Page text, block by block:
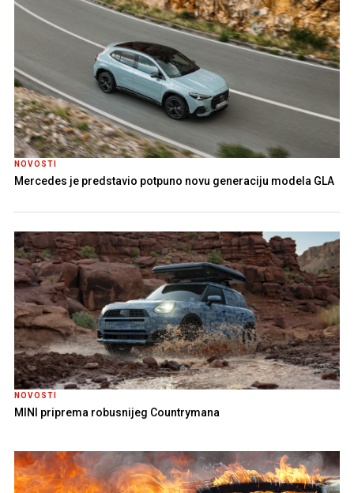
NOVOSTI
Mercedes je predstavio potpuno novu generaciju modela GLA
NOVOSTI
MINI priprema robusnijeg Countrymana